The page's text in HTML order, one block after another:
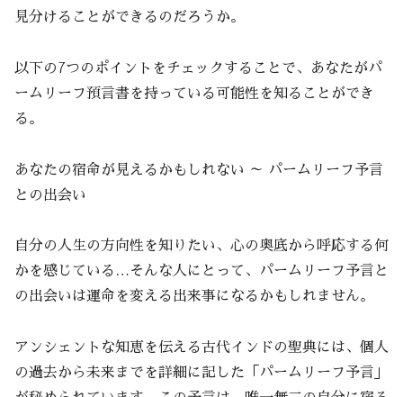
見分けることができるのだろうか。
以下の7つのポイントをチェックすることで、あなたがパ
ームリーフ預言書を持っている可能性を知ることができ
る。
あなたの宿命が見えるかもしれない ～ パームリーフ予言
との出会い
自分の人生の方向性を知りたい、心の奥底から呼応する何
かを感じている…そんな人にとって、パームリーフ予言と
の出会いは運命を変える出来事になるかもしれません。
アンシェントな知恵を伝える古代インドの聖典には、個人
の過去から未来までを詳細に記した「パームリーフ予言」